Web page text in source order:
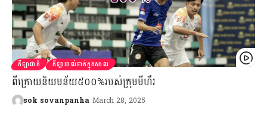
កីឡាជាតិ កីឡាបាល់ទាត់ក្នុងសាល
ពីក្រោយនិយមន័យ៥០០%របស់ក្រុមមីហឹរ
sok sovanpanha March 28, 2025